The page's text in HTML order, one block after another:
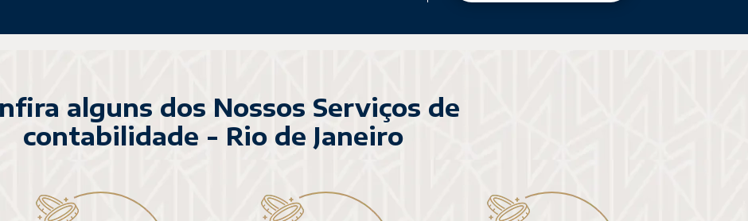
alguns dos Nossos Serviços de
contabilidade - Rio de Janeiro